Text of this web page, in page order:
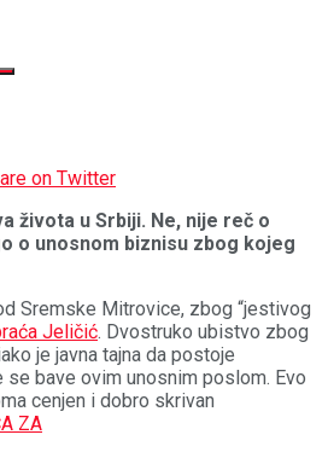
on Twitter
života u Srbiji. Ne, nije reč o
o unosnom biznisu zbog kojeg
Sremske Mitrovice, zbog “jestivog
Jeličić. Dvostruko ubistvo zbog
je javna tajna da postoje
se bave ovim unosnim poslom. Evo
cenjen i dobro skrivan
ZA